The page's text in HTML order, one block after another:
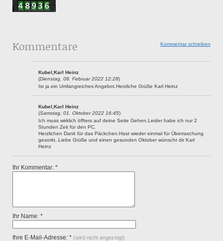
Kommentar schreiben
Kommentare
Kubel,Karl Heinz
(Dienstag, 08. Februar 2022 12:28)
Ist ja ein Umfangreiches Angebot.Herzliche Grüße Karl Heinz
Kubel,Karl Heinz
(Samstag, 01. Oktober 2022 16:45)
Ich muss wirklich öffters auf deine Seite Gehen.Leider habe ich nur 2
Stunden Zeit für den PC.
Herzlichen Dank für das Päckchen.Hast wieder einmal für Überraschung
gesorkt..Liebe Grüße und einen gesunden Oktober wünscht dir Karl
Heinz
Ihr Kommentar: *
Ihr Name: *
Ihre E-Mail-Adresse: * (wird nicht angezeigt)